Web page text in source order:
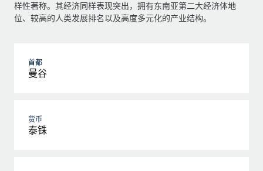
样性著称。其经济同样表现突出，拥有东南亚第二大经济体地
位、较高的人类发展排名以及高度多元化的产业结构。
首都
曼谷
货币
泰铢